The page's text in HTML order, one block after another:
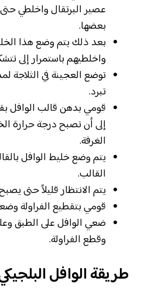
عصير البرتقال واخلطي
بعضها.
بعد ذلك يتم وضع هذا
واخلطيهم باستمرار إلى
توضع العجينة في الثلاجة
تبرد.
قومي بدهن قالب الوافل
إلى أن تصبح درجة حرارة
الغرفة.
يتم وضع خليط الوافل
القالب.
يتم الانتظار قليلاً حتى
قومي بتقطيع الفراولة
ضعي الوافل على الطبق
وقطع الفراولة.
طريقة الوافل